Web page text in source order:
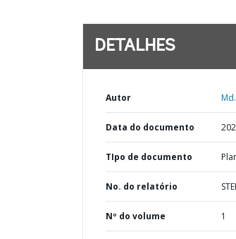
DETALHES
Autor
Data do documento
TIpo de documento
No. do relatório
Nº do volume 1